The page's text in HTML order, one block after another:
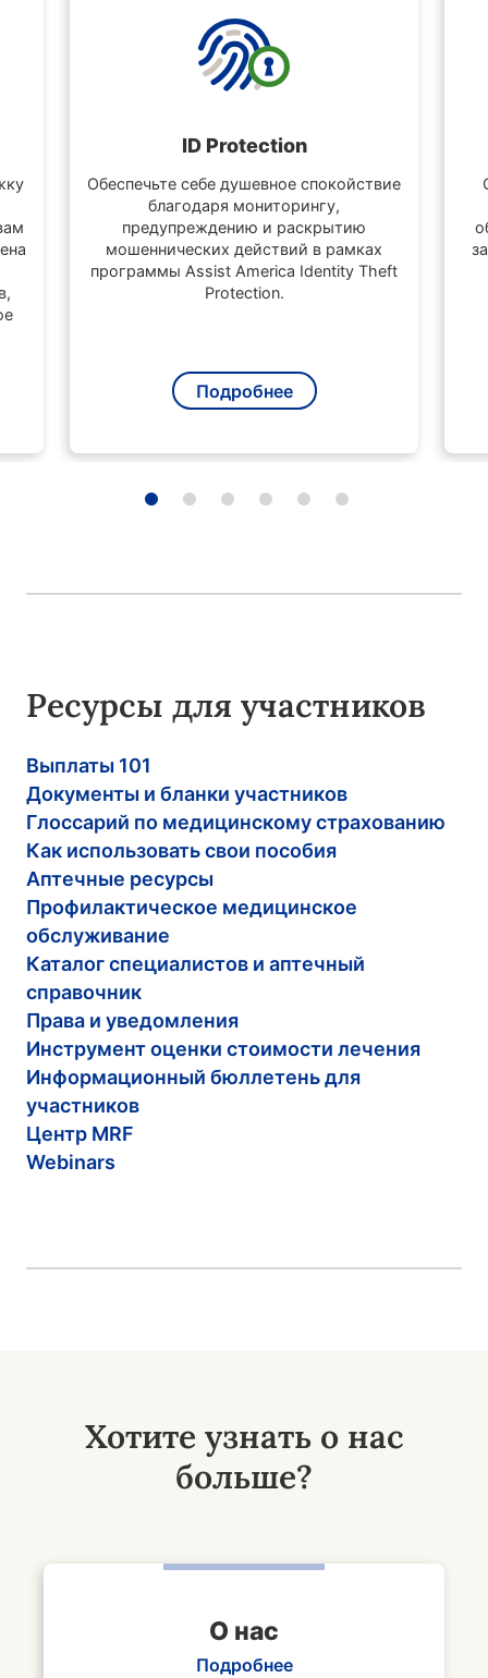
ID Protection
Обеспечьте себе душевное спокойствие
благодаря мониторингу,
предупреждению и раскрытию
мошеннических действий в рамках
программы Assist America Identity Theft
Protection.
Подробнее
Ресурсы для участников
Выплаты 101
Документы и бланки участников
Глоссарий по медицинскому страхованию
Как использовать свои пособия
Аптечные ресурсы
Профилактическое медицинское
обслуживание
Каталог специалистов и аптечный
справочник
Права и уведомления
Инструмент оценки стоимости лечения
Информационный бюллетень для
участников
Центр MRF
Webinars
Хотите узнать о нас
больше?
О нас
Подробнее